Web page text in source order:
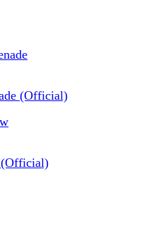
(Official)
(Official)